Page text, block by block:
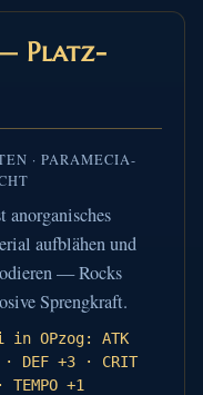
Platz-
· PARAMECIA-
anorganisches
aufblähen und
— Rocks
Sprengkraft.
in OPzog: ATK
· DEF +3 · CRIT
TEMPO +1